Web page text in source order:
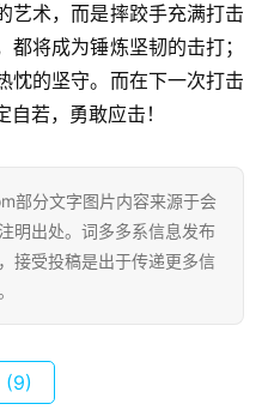
注册
艺术，而是摔跤手充满打击
将成为锤炼坚韧的击打；
忱的坚守。而在下一次打击
若，勇敢应击！
部分文字图片内容来源于会
明出处。词多多系信息发布
接受投稿是出于传递更多信
(9)